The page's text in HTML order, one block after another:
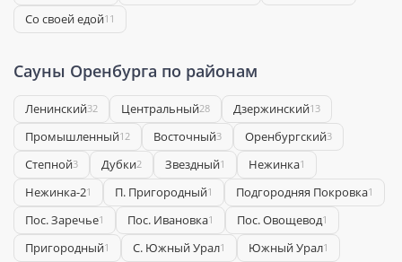
Со своей едой11
Сауны Оренбурга по районам
Ленинский32 Центральный28 Дзержинский13
Промышленный12 Восточный3 Оренбургский3
Степной3 Дубки2 Звездный1 Нежинка1
Нежинка-21 П. Пригородный1 Подгородняя Покровка1
Пос. Заречье1 Пос. Ивановка1 Пос. Овощевод1
Пригородный1 С. Южный Урал1 Южный Урал1